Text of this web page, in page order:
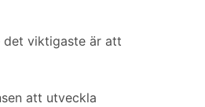
det viktigaste är att
att utveckla